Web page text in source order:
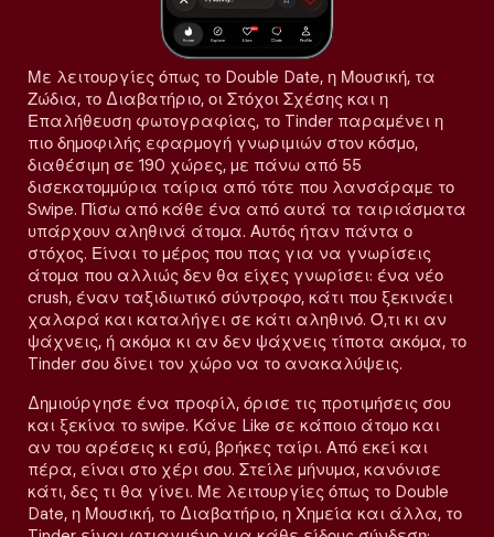
Με λειτουργίες όπως το Double Date, η Μουσική, τα
Ζώδια, το Διαβατήριο, οι Στόχοι Σχέσης και η
Επαλήθευση φωτογραφίας, το Tinder παραμένει η
πιο δημοφιλής εφαρμογή γνωριμιών στον κόσμο,
διαθέσιμη σε 190 χώρες, με πάνω από 55
δισεκατομμύρια ταίρια από τότε που λανσάραμε το
Swipe. Πίσω από κάθε ένα από αυτά τα ταιριάσματα
υπάρχουν αληθινά άτομα. Αυτός ήταν πάντα ο
στόχος. Είναι το μέρος που πας για να γνωρίσεις
άτομα που αλλιώς δεν θα είχες γνωρίσει: ένα νέο
crush, έναν ταξιδιωτικό σύντροφο, κάτι που ξεκινάει
χαλαρά και καταλήγει σε κάτι αληθινό. Ό,τι κι αν
ψάχνεις, ή ακόμα κι αν δεν ψάχνεις τίποτα ακόμα, το
Tinder σου δίνει τον χώρο να το ανακαλύψεις.
Δημιούργησε ένα προφίλ, όρισε τις προτιμήσεις σου
και ξεκίνα το swipe. Κάνε Like σε κάποιο άτομο και
αν του αρέσεις κι εσύ, βρήκες ταίρι. Από εκεί και
πέρα, είναι στο χέρι σου. Στείλε μήνυμα, κανόνισε
κάτι, δες τι θα γίνει. Με λειτουργίες όπως το Double
Date, η Μουσική, το Διαβατήριο, η Χημεία και άλλα, το